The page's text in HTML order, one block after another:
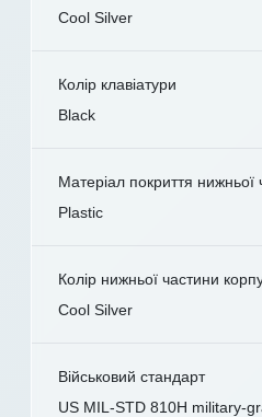
Cool Silver
Колір клавіатури
Black
Матеріал покриття нижньої
Plastic
Колір нижньої частини
Cool Silver
Військовий стандарт
US MIL-STD 810H military-